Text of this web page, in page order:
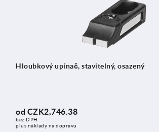
Hloubkový upínač, stavitelný, osazený
od CZK2,746.38
bez DPH
plus náklady na dopravu